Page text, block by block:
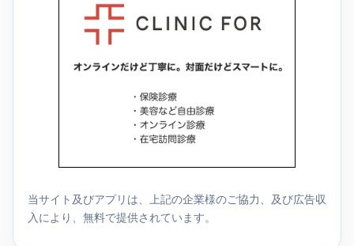
当サイト及びアプリは、上記の企業様のご協力、及び広告収
入により、無料で提供されています。